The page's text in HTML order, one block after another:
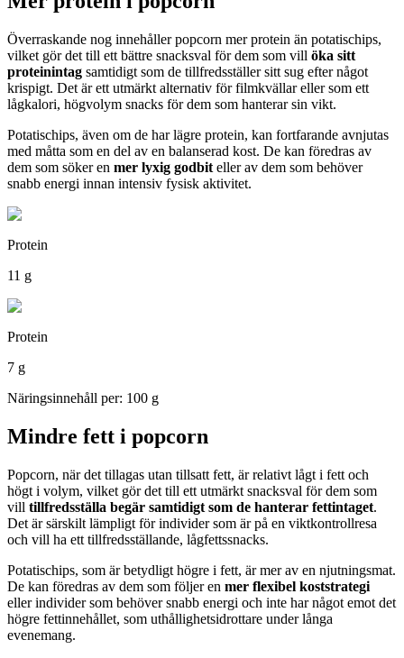
Överraskande nog innehåller popcorn mer protein än potatischips,
vilket gör det till ett bättre snacksval för dem som vill öka sitt
proteinintag samtidigt som de tillfredsställer sitt sug efter något
krispigt. Det är ett utmärkt alternativ för filmkvällar eller som ett
lågkalori, högvolym snacks för dem som hanterar sin vikt.
Potatischips, även om de har lägre protein, kan fortfarande avnjutas
med måtta som en del av en balanserad kost. De kan föredras av
dem som söker en mer lyxig godbit eller av dem som behöver
snabb energi innan intensiv fysisk aktivitet.
Protein
11 g
Protein
7 g
Näringsinnehåll per: 100 g
Mindre fett i popcorn
Popcorn, när det tillagas utan tillsatt fett, är relativt lågt i fett och
högt i volym, vilket gör det till ett utmärkt snacksval för dem som
vill tillfredsställa begär samtidigt som de hanterar fettintaget.
Det är särskilt lämpligt för individer som är på en viktkontrollresa
och vill ha ett tillfredsställande, lågfettssnacks.
Potatischips, som är betydligt högre i fett, är mer av en njutningsmat.
De kan föredras av dem som följer en mer flexibel koststrategi
eller individer som behöver snabb energi och inte har något emot det
högre fettinnehållet, som uthållighetsidrottare under långa
evenemang.